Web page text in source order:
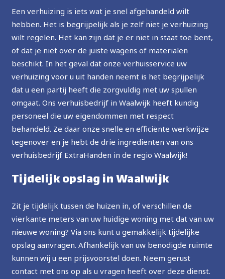
Een verhuizing is iets wat je snel afgehandeld wilt
hebben. Het is begrijpelijk als je zelf niet je verhuizing
wilt regelen. Het kan zijn dat je er niet in staat toe bent,
of dat je niet over de juiste wagens of materialen
beschikt. In het geval dat onze verhuisservice uw
verhuizing voor u uit handen neemt is het begrijpelijk
dat u een partij heeft die zorgvuldig met uw spullen
omgaat. Ons verhuisbedrijf in Waalwijk heeft kundig
personeel die uw eigendommen met respect
behandeld. Ze daar onze snelle en efficiënte werkwijze
tegenover en je hebt de drie ingrediënten van ons
verhuisbedrijf ExtraHanden in de regio Waalwijk!
Tijdelijk opslag in Waalwijk
Zit je tijdelijk tussen de huizen in, of verschillen de
vierkante meters van uw huidige woning met dat van uw
nieuwe woning? Via ons kunt u gemakkelijk tijdelijke
opslag aanvragen. Afhankelijk van uw benodigde ruimte
kunnen wij u een prijsvoorstel doen. Neem gerust
contact met ons op als u vragen heeft over deze dienst.